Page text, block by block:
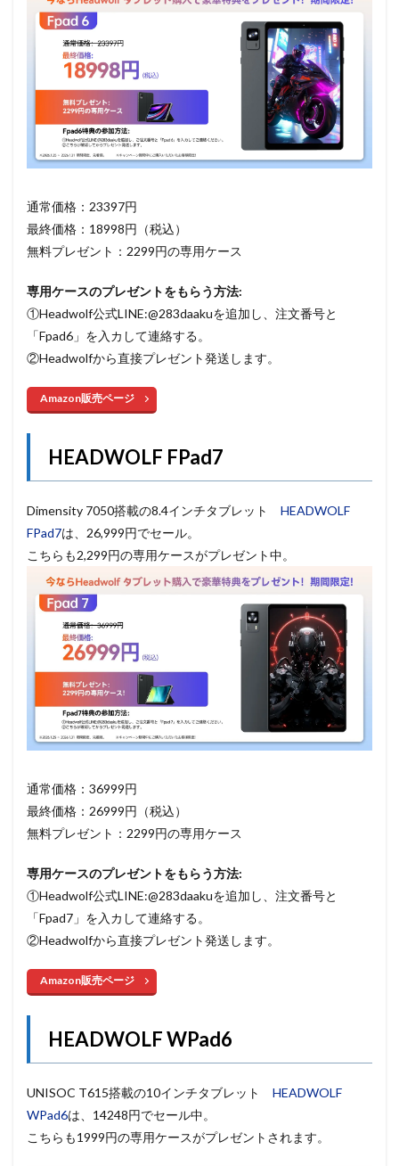
通常価格：23397円
最終価格：18998円（税込）
無料プレゼント：2299円の専用ケース
専用ケースのプレゼントをもらう方法:
①Headwolf公式LINE:@283daakuを追加し、注文番号と
「Fpad6」を入カして連絡する。
②Headwolfから直接プレゼント発送します。
Amazon販売ページ
HEADWOLF FPad7
Dimensity 7050搭載の8.4インチタブレット HEADWOLF
FPad7は、26,999円でセール。
こちらも2,299円の専用ケースがプレゼント中。
通常価格：36999円
最終価格：26999円（税込）
無料プレゼント：2299円の専用ケース
専用ケースのプレゼントをもらう方法:
①Headwolf公式LINE:@283daakuを追加し、注文番号と
「Fpad7」を入カして連絡する。
②Headwolfから直接プレゼント発送します。
Amazon販売ページ
HEADWOLF WPad6
UNISOC T615搭載の10インチタブレット HEADWOLF
WPad6は、14248円でセール中。
こちらも1999円の専用ケースがプレゼントされます。